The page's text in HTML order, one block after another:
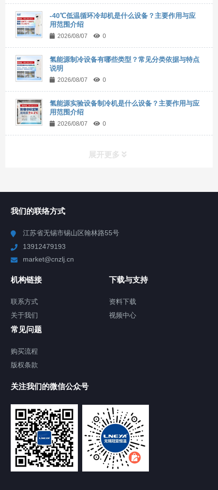
-40℃低温循环冷却机是什么设备？主要作用与应
用范围介绍
2026/08/07 0
氢能源制冷设备有哪些类型？常见分类依据与特点
说明
2026/08/07 0
氢能源实验设备制冷机是什么设备？主要作用与应
用范围介绍
2026/08/07 0
展开更多
Chiller高精度制冷循环器
TCU温度控制单元
Chiller气体控温系统
Chamber试验箱
FREEZER低温箱
VOCs冷凝回收装置
我们的联络方式
江苏省无锡市锡山区翰林路55号
13912479193
market@cnzlj.cn
机构链接
联系方式
关于我们
下载与支持
资料下载
视频中心
常见问题
购买流程
版权条款
关注我们的微信公众号